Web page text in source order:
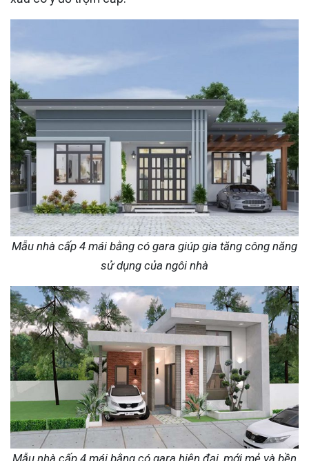
Mẫu nhà cấp 4 mái bằng có gara giúp gia tăng công năng
sử dụng của ngôi nhà
Mẫu nhà cấp 4 mái bằng có gara hiện đại, mới mẻ và bền